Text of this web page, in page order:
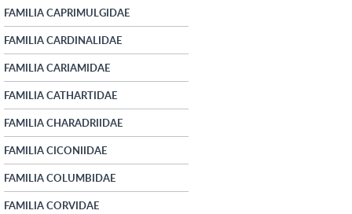
FAMILIA CAPRIMULGIDAE
FAMILIA CARDINALIDAE
FAMILIA CARIAMIDAE
FAMILIA CATHARTIDAE
FAMILIA CHARADRIIDAE
FAMILIA CICONIIDAE
FAMILIA COLUMBIDAE
FAMILIA CORVIDAE